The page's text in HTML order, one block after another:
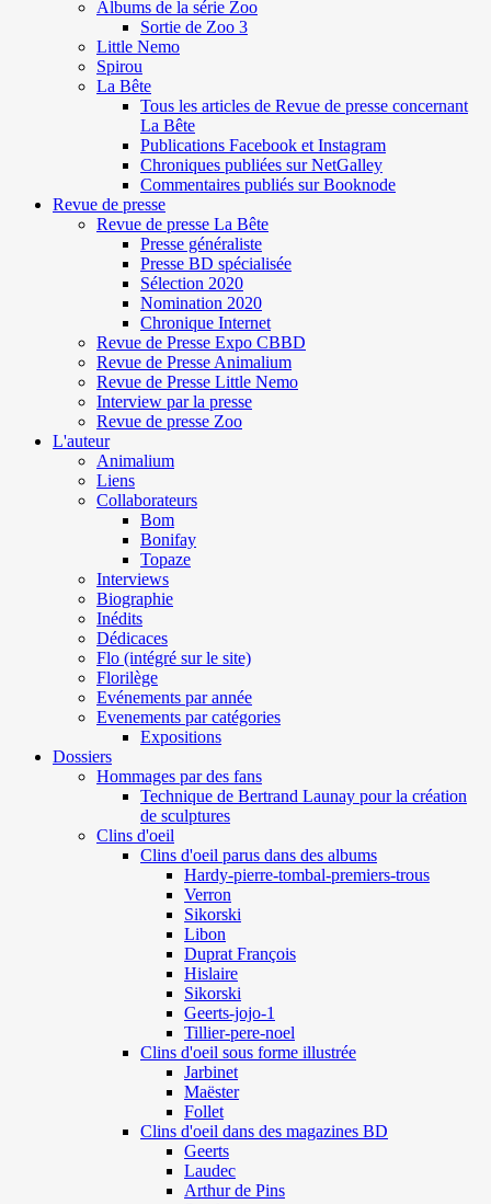
Albums de la série Zoo
Sortie de Zoo 3
Little Nemo
Spirou
La Bête
Tous les articles de Revue de presse concernant
La Bête
Publications Facebook et Instagram
Chroniques publiées sur NetGalley
Commentaires publiés sur Booknode
Revue de presse
Revue de presse La Bête
Presse généraliste
Presse BD spécialisée
Sélection 2020
Nomination 2020
Chronique Internet
Revue de Presse Expo CBBD
Revue de Presse Animalium
Revue de Presse Little Nemo
Interview par la presse
Revue de presse Zoo
L'auteur
Animalium
Liens
Collaborateurs
Bom
Bonifay
Topaze
Interviews
Biographie
Inédits
Dédicaces
Flo (intégré sur le site)
Florilège
Evénements par année
Evenements par catégories
Expositions
Dossiers
Hommages par des fans
Technique de Bertrand Launay pour la création
de sculptures
Clins d'oeil
Clins d'oeil parus dans des albums
Hardy-pierre-tombal-premiers-trous
Verron
Sikorski
Libon
Duprat François
Hislaire
Sikorski
Geerts-jojo-1
Tillier-pere-noel
Clins d'oeil sous forme illustrée
Jarbinet
Maëster
Follet
Clins d'oeil dans des magazines BD
Geerts
Laudec
Arthur de Pins